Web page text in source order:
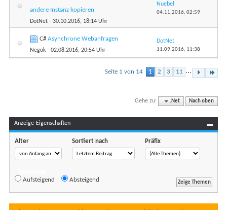
andere Instanz kopieren
DotNet - 30.10.2016, 18:14 Uhr
Nuebel
04.11.2016, 02:59
C#Asynchrone Webanfragen
Negok - 02.08.2016, 20:54 Uhr
DotNet
11.09.2016, 11:38
Seite 1 von 14 1 2 3 11 ...
Gehe zu: .Net Nach oben
Anzeige-Eigenschaften
Alter Sortiert nach Präfix
Aufsteigend Absteigend